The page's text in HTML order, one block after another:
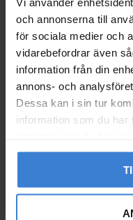
och annonserna till
för sociala medier och
vidarebefordrar även
information från din
annons- och
Dessa kan i sin tur
information som du har
You
Populära